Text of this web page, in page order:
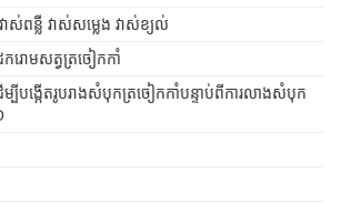
ស់ពន្លឺ វាស់សម្លេង វាស់ខ្យល់
រោមសត្វត្រចៀកកាំ
បង្កើតរូបរាងសំបុកត្រចៀកកាំបន្ទាប់ពីការលាងសំបុក